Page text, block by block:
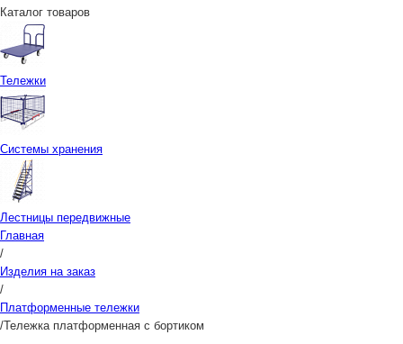
Каталог товаров
Тележки
Системы хранения
Лестницы передвижные
Главная
/
Изделия на заказ
/
Платформенные тележки
/Тележка платформенная с бортиком